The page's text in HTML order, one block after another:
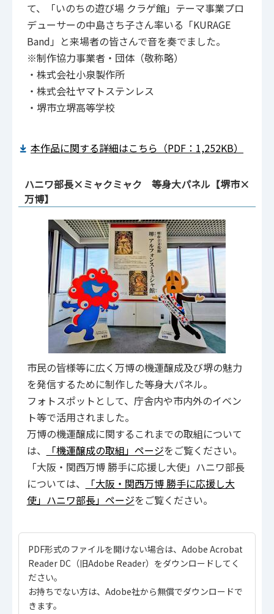
て、「いのちの遊び場 クラゲ館」テーマ事業プロ
デューサーの中島さち子さん率いる「KURAGE
Band」と来場者の皆さんで音を奏でました。
※制作協力事業者・団体（敬称略）
・株式会社小泉製作所
・株式会社ヤマトステンレス
・堺市立堺高等学校
本作品に関する詳細はこちら（PDF：1,252KB）
ハニワ部長×ミャクミャク 等身大パネル【堺市×
万博】
市民の皆様等に広く万博の機運醸成及び堺の魅力
を発信するために制作した等身大パネル。
フォトスポットとして、庁舎内や市内外のイベン
ト等で活用されました。
万博の機運醸成に関するこれまでの取組について
は、
「機運醸成の取組」ページをご覧ください。
「大阪・関西万博 勝手に応援し大使」ハニワ部長
については、
「大阪・関西万博 勝手に応援し大
使」ハニワ部長」ページをご覧ください。
PDF形式のファイルを開けない場合は、Adobe Acrobat
Reader DC（旧Adobe Reader）をダウンロードしてく
ださい。
お持ちでない方は、Adobe社から無償でダウンロードで
きます。